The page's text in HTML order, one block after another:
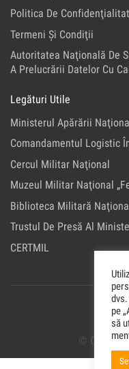
Politica De
Termeni Şi Condiţii
Autoritatea Naţională De
A Prelucrării Datelor Cu
Legături Utile
Ministerul Apărării
Comandamentul Logistic
Cercul Militar Naţional
Muzeul Militar Naţional
Biblioteca Militară
Trustul De Presă Al
CERTMIL
©
pe
să